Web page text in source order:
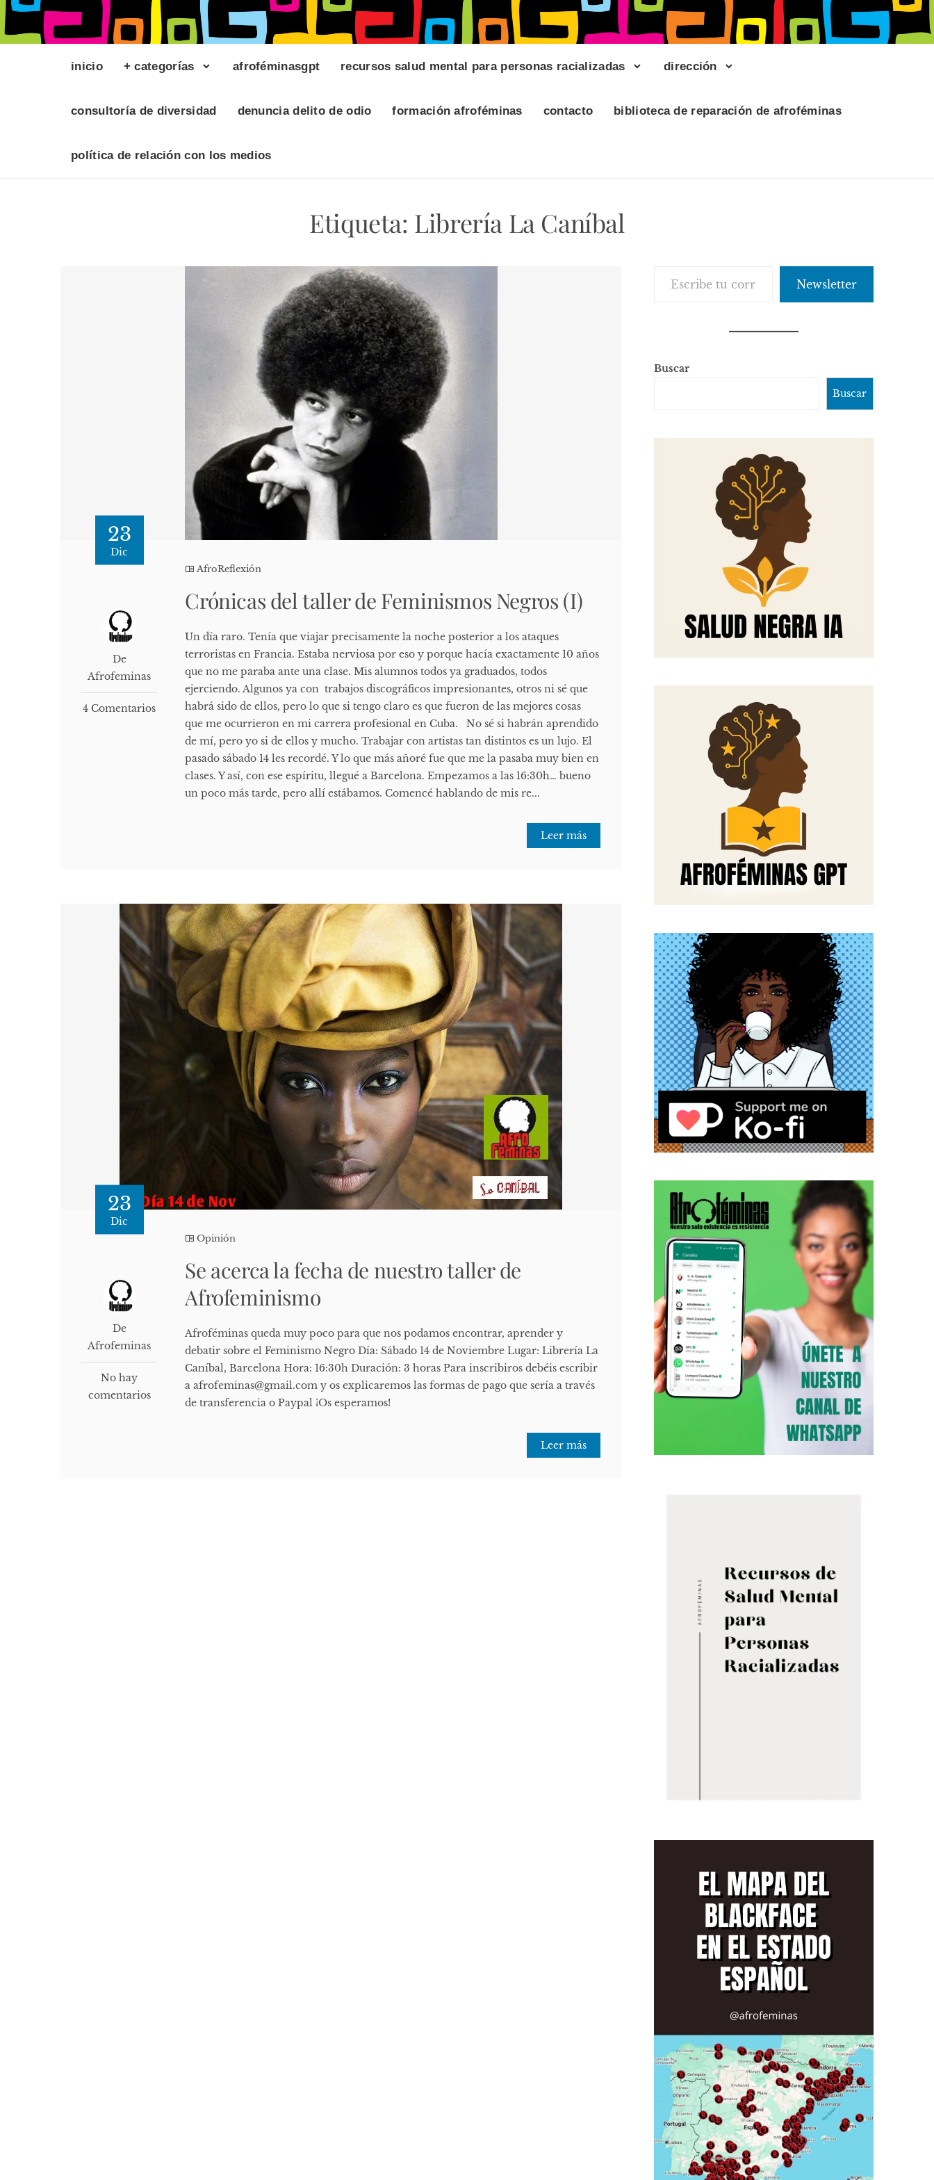
inicio + categorías afroféminasgpt recursos salud mental para personas racializadas dirección
consultoría de diversidad denuncia delito de odio formación afroféminas contacto biblioteca de reparación de afroféminas
política de relación con los medios
Etiqueta: Librería La Caníbal
23
Dic
De
Afrofeminas
4 Comentarios
AfroReflexión
Crónicas del taller de Feminismos Negros (I)
Un día raro. Tenía que viajar precisamente la noche posterior a los ataques
terroristas en Francia. Estaba nerviosa por eso y porque hacía exactamente 10 años
que no me paraba ante una clase. Mis alumnos todos ya graduados, todos
ejerciendo. Algunos ya con trabajos discográficos impresionantes, otros ni sé que
habrá sido de ellos, pero lo que si tengo claro es que fueron de las mejores cosas
que me ocurrieron en mi carrera profesional en Cuba. No sé si habrán aprendido
de mí, pero yo si de ellos y mucho. Trabajar con artistas tan distintos es un lujo. El
pasado sábado 14 les recordé. Y lo que más añoré fue que me la pasaba muy bien en
clases. Y así, con ese espíritu, llegué a Barcelona. Empezamos a las 16:30h… bueno
un poco más tarde, pero allí estábamos. Comencé hablando de mis re...
Leer más
23
Dic
De
Afrofeminas
No hay
comentarios
Opinión
Se acerca la fecha de nuestro taller de
Afrofeminismo
Afroféminas queda muy poco para que nos podamos encontrar, aprender y
debatir sobre el Feminismo Negro Día: Sábado 14 de Noviembre Lugar: Librería La
Caníbal, Barcelona Hora: 16:30h Duración: 3 horas Para inscribiros debéis escribir
a afrofeminas@gmail.com y os explicaremos las formas de pago que sería a través
de transferencia o Paypal ¡Os esperamos!
Leer más
Newsletter
Buscar
Buscar